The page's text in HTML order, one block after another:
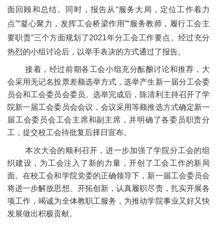
面回顾和总结。同时，报告从“服务大局，定位工作着力
点”“凝心聚力，发挥工会桥梁作用”“服务教师，履行工会主
要职责”三个方面规划了2021年分工会工作要点。经过充分
热烈的小组讨论后，以举手表决的方式通过了报告。
接着，经过前期各工会小组充分酝酿讨论和推荐，大
会采用无记名投票差额选举方式，选举产生新一届分工会委
员会和工会委员会委员。选举完成后，陈清利主持召开了学
院新一届工会委员会会议，会议采用等额推选方式确定新一
届工会委员会工会主席和副主席，并明确了各委员职责分
工，提交校工会待批复后择日宣布。
本次大会的顺利召开，进一步加强了学院分工会的组
织建设，为工会注入了新的力量，开创了工会工作的新局
面。在校工会和学院党委的正确领导下，新一届工会委员会
将进一步解放思想、开拓创新，认真履职尽责，扎实开展各
项工作，竭诚为全体教职工服务，为推动学院事业又好又快
发展做出积极贡献。